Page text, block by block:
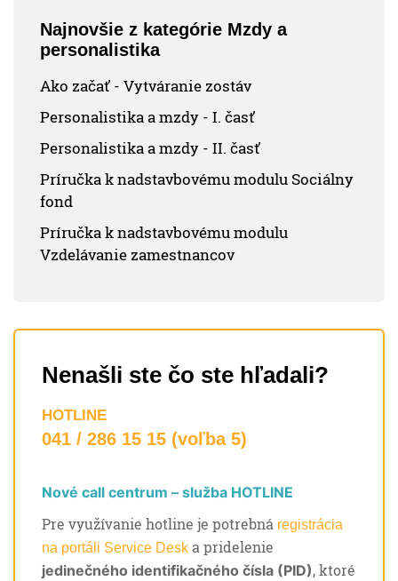
Najnovšie z kategórie Mzdy a
personalistika
Ako začať - Vytváranie zostáv
Personalistika a mzdy - I. časť
Personalistika a mzdy - II. časť
Príručka k nadstavbovému modulu Sociálny
fond
Príručka k nadstavbovému modulu
Vzdelávanie zamestnancov
Nenašli ste čo ste hľadali?
HOTLINE
041 / 286 15 15 (voľba 5)
Nové call centrum – služba HOTLINE
Pre využívanie hotline je potrebná registrácia
na portáli Service Desk a pridelenie
jedinečného identifikačného čísla (PID), ktoré